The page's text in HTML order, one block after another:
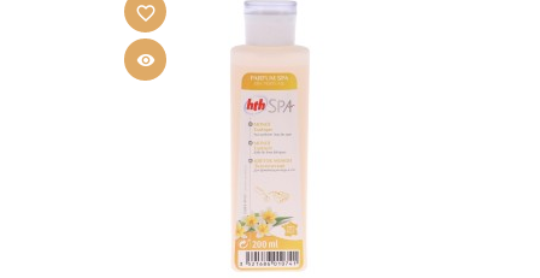

favorite_border